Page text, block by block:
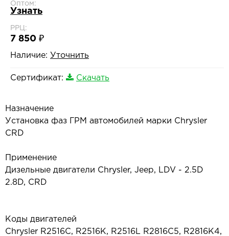
Оптом:
Узнать
РРЦ:
7 850 ₽
Наличие: Уточнить
Сертификат: Скачать
Назначение
Установка фаз ГРМ автомобилей марки Chrysler
CRD
Применение
Дизельные двигатели Chrysler, Jeep, LDV - 2.5D
2.8D, CRD
Коды двигателей
Chrysler R2516C, R2516K, R2516L R2816C5, R2816K4,